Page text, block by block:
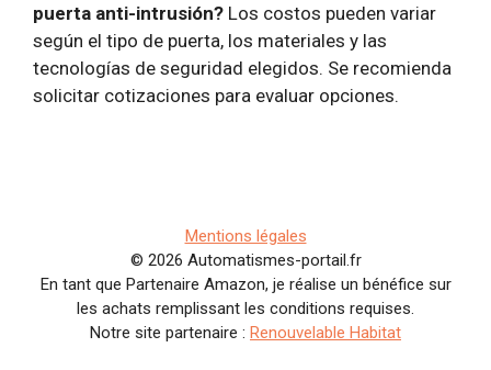
puerta anti-intrusión? Los costos pueden variar
según el tipo de puerta, los materiales y las
tecnologías de seguridad elegidos. Se recomienda
solicitar cotizaciones para evaluar opciones.
Mentions légales
© 2026 Automatismes-portail.fr
En tant que Partenaire Amazon, je réalise un bénéfice sur
les achats remplissant les conditions requises.
Notre site partenaire : Renouvelable Habitat